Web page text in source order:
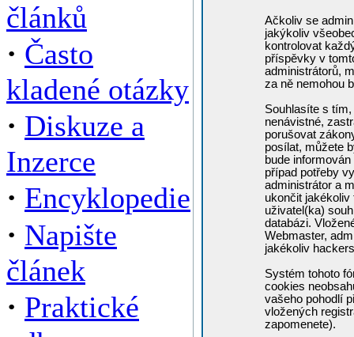
článků
· Často
kladené otázky
· Diskuze a
Inzerce
· Encyklopedie
· Napište
článek
· Praktické
Ačkoliv se
jakýkoliv
kontrolovat
příspěvky v
administrátorů,
za ně nemohou
Souhlasíte s
nenávistné,
porušovat
posílat, můžete
bude
případ potřeby
administrátor a
ukončit
uživatel(ka)
databázi.
Webmaster,
jakékoliv
Systém tohoto
cookies
vašeho pohodlí
vložených
zapomenete).